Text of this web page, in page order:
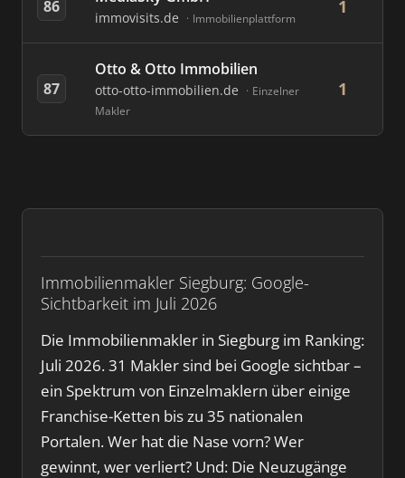
Immobilienmakler Siegburg: Google-
Sichtbarkeit im Juli 2026
Die Immobilienmakler in Siegburg im Ranking:
Juli 2026. 31 Makler sind bei Google sichtbar –
ein Spektrum von Einzelmaklern über einige
Franchise-Ketten bis zu 35 nationalen
Portalen. Wer hat die Nase vorn? Wer
gewinnt, wer verliert? Und: Die Neuzugänge
86
immovisits.de Immobilienplattform
1
87
Otto & Otto Immobilien
otto-otto-immobilien.de
Einzelner
Makler
1